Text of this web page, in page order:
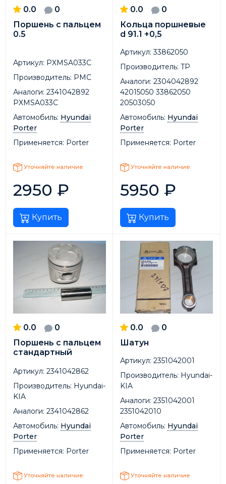
0.0
0
Поршень с пальцем
0.5
Артикул: PXMSA033C
Производитель: PMC
Аналоги: 2341042892
PXMSA033C
Автомобиль: Hyundai
Porter
Применяется: Porter
Уточняйте наличие
2950 ₽
Купить
0.0
0
Кольца поршневые
d 91.1 +0,5
Артикул: 33862050
Производитель: TP
Аналоги: 2304042892
42015050 33862050
20503050
Автомобиль: Hyundai
Porter
Применяется: Porter
Уточняйте наличие
5950 ₽
Купить
0.0
0
Поршень с пальцем
стандартный
Артикул: 2341042862
Производитель: Hyundai-
KIA
Аналоги: 2341042862
Автомобиль: Hyundai
Porter
Применяется: Porter
Уточняйте наличие
0.0
0
Шатун
Артикул: 2351042001
Производитель: Hyundai-
KIA
Аналоги: 2351042001
2351042010
Автомобиль: Hyundai
Porter
Применяется: Porter
Уточняйте наличие